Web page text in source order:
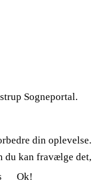
Sogneportal.
din oplevelse.
du kan fravælge det,
Ok!